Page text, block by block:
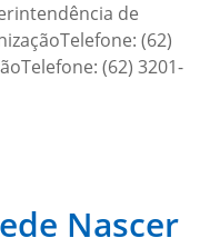
de
(62)
(62) 3201-
Nascer